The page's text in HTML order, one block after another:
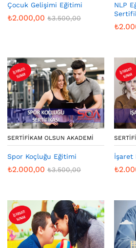
Çocuk Gelişimi Eğitimi
₺2.000,00 ₺3.500,00
NLP
₺
SERTIFIKAM OLSUN AKADEMI
Spor Koçluğu Eğitimi
₺2.000,00 ₺3.500,00
İşaret
₺